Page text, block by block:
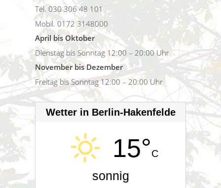
Tel. 030 306 48 101
Mobil. 0172 3148000
April bis Oktober
Dienstag bis Sonntag 12:00 – 20:00 Uhr
November bis Dezember
Freitag bis Sonntag 12:00 – 20:00 Uhr
Wetter in Berlin-Hakenfelde
15°C
sonnig